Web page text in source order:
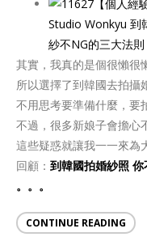
其實，我真的是個很懶很
所以選擇了到韓國去拍攝
不用思考要準備什麼，
不過，很多新娘子會擔心
這些疑惑就讓我一一來為
回顧： 到韓國拍婚紗照
。。。
CONTINUE READING